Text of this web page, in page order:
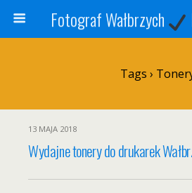
Fotograf Wałbrzych
Tags ›
13 MAJA 2018
Wydajne tonery do drukarek